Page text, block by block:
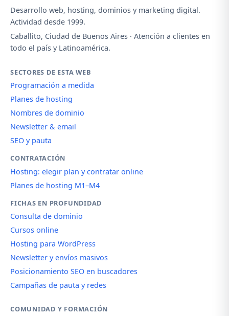
Desarrollo web, hosting, dominios y marketing digital.
Actividad desde 1999.
Caballito, Ciudad de Buenos Aires · Atención a clientes en
todo el país y Latinoamérica.
SECTORES DE ESTA WEB
Programación a medida
Planes de hosting
Nombres de dominio
Newsletter & email
SEO y pauta
CONTRATACIÓN
Hosting: elegir plan y contratar online
Planes de hosting M1–M4
FICHAS EN PROFUNDIDAD
Consulta de dominio
Cursos online
Hosting para WordPress
Newsletter y envíos masivos
Posicionamiento SEO en buscadores
Campañas de pauta y redes
COMUNIDAD Y FORMACIÓN